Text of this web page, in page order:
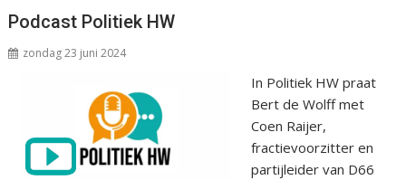
Podcast Politiek HW
zondag 23 juni 2024
In Politiek HW praat
Bert de Wolff met
Coen Raijer,
fractievoorzitter en
partijleider van D66